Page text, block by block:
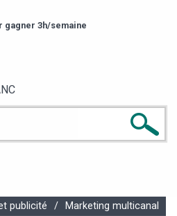
gagner 3h/semaine
publicité / Marketing multicanal